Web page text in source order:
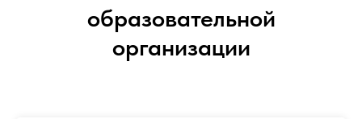
образовательной
организации